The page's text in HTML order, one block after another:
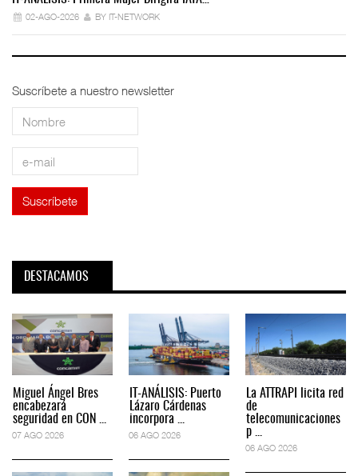
02-AGO-2026 BY IT-NETWORK
Suscríbete a nuestro newsletter
DESTACAMOS
Miguel Ángel Bres
encabezará
seguridad en CON ...
07 AGO 2026
IT-ANÁLISIS: Puerto
Lázaro Cárdenas
incorpora ...
06 AGO 2026
La ATTRAPI licita red
de
telecomunicaciones
p ...
06 AGO 2026